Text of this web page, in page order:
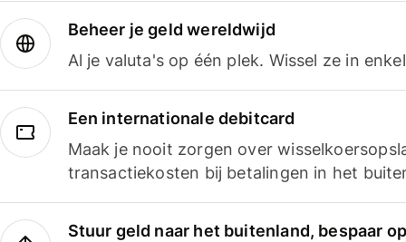
Beheer je geld wereldwijd
Al je valuta's op één plek. Wissel ze in
Een internationale debitcard
Maak je nooit zorgen over
transactiekosten bij betalingen in het
Stuur geld naar het buitenland, bespaar